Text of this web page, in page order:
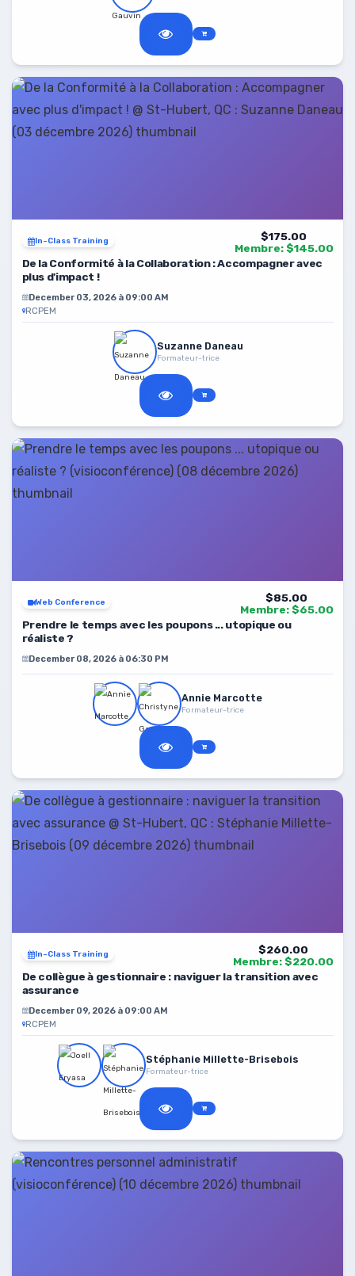
In-Class Training
$175.00
Membre: $145.00
De la Conformité à la Collaboration : Accompagner avec
plus d'impact !
December 03, 2026 à 09:00 AM
RCPEM
Suzanne Daneau
Formateur-trice
Web Conference
$85.00
Membre: $65.00
Prendre le temps avec les poupons ... utopique ou
réaliste ?
December 08, 2026 à 06:30 PM
Annie Marcotte
Formateur-trice
In-Class Training
$260.00
Membre: $220.00
De collègue à gestionnaire : naviguer la transition avec
assurance
December 09, 2026 à 09:00 AM
RCPEM
Stéphanie Millette-Brisebois
Formateur-trice